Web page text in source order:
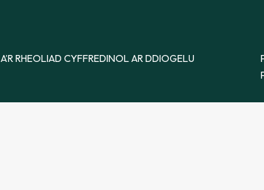
RHEOLIAD CYFFREDINOL AR DDIOGELU